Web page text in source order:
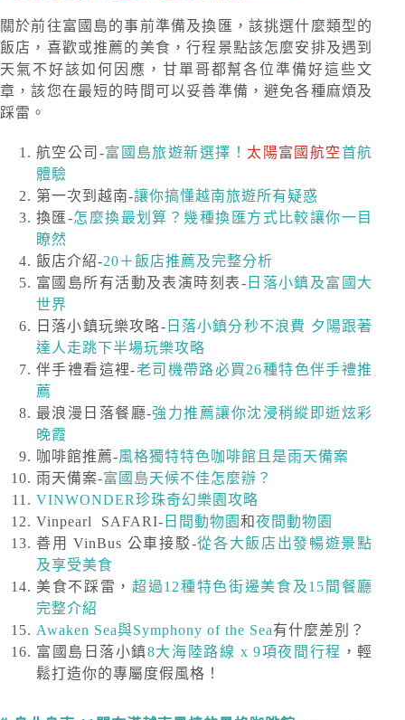
關於前往富國島的事前準備及換匯，該挑選什麼類型的
飯店，喜歡或推薦的美食，行程景點該怎麼安排及遇到
天氣不好該如何因應，甘單哥都幫各位準備好這些文
章，該您在最短的時間可以妥善準備，避免各種麻煩及
踩雷。
航空公司-富國島旅遊新選擇！ 太陽富國航空首航
體驗
第一次到越南-讓你搞懂越南旅遊所有疑惑
換匯-怎麼換最划算？幾種換匯方式比較讓你一目
瞭然
飯店介紹-20＋飯店推薦及完整分析
富國島所有活動及表演時刻表- 日落小鎮及富國大
世界
日落小鎮玩樂攻略- 日落小鎮分秒不浪費 夕陽跟著
達人走跳下半場玩樂攻略
伴手禮看這裡-老司機帶路必買26種特色伴手禮推
薦
最浪漫日落餐廳-強力推薦讓你沈浸稍縱即逝炫彩
晚霞
咖啡館推薦-風格獨特特色咖啡館且是雨天備案
雨天備案-富國島天候不佳怎麼辦？
VINWONDER珍珠奇幻樂園攻略
Vinpearl SAFARI- 日間動物園 和夜間動物園
善用 VinBus 公車接駁-從各大飯店出發暢遊景點
及享受美食
美食不踩雷， 超過12種特色街邊美食及15間餐廳
完整介紹
Awaken Sea與Symphony of the Sea有什麼差別？
富國島日落小鎮8大海陸路線 x 9項夜間行程 ，輕
鬆打造你的專屬度假風格！